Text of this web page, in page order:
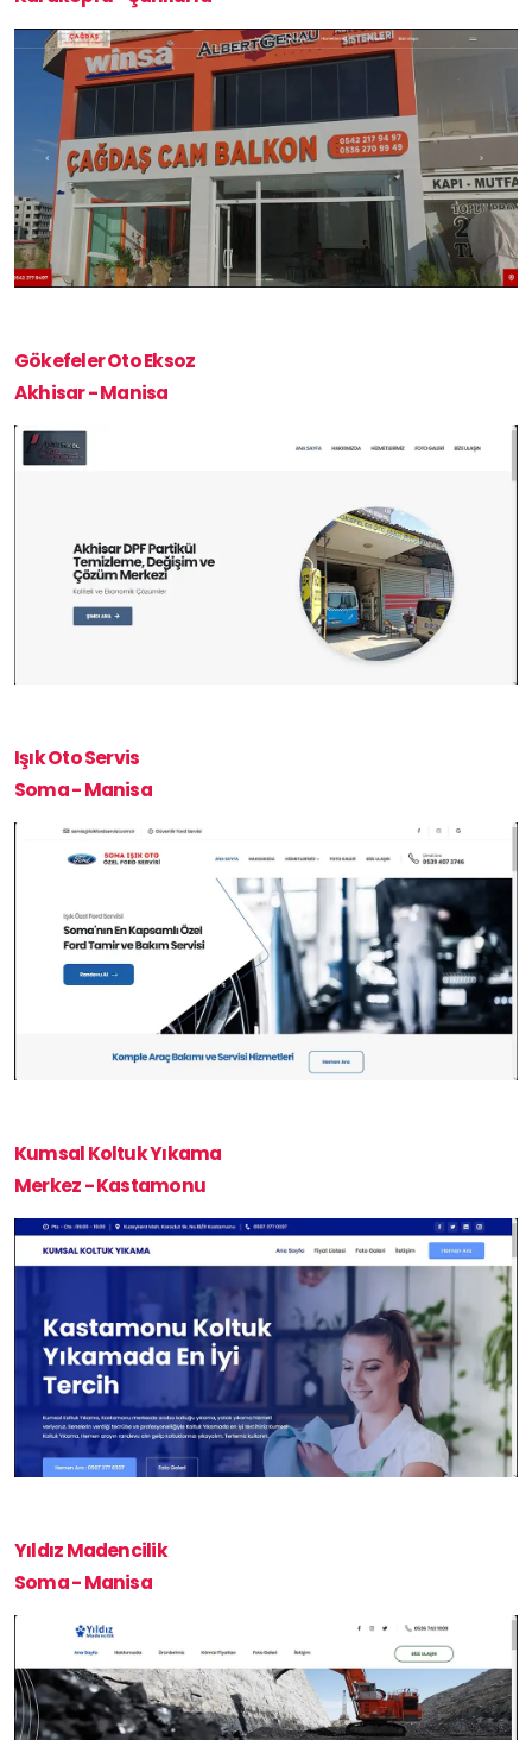
Gökefeler Oto Eksoz
Akhisar - Manisa
Işık Oto Servis
Soma - Manisa
Kumsal Koltuk Yıkama
Merkez - Kastamonu
Yıldız Madencilik
Soma - Manisa